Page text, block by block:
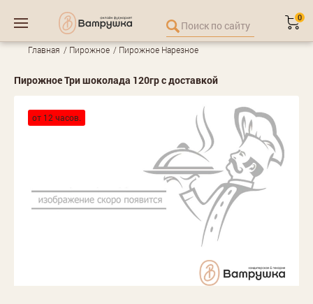
0
Главная Пирожное Пирожное Нарезное
Пирожное Три шоколада 120гр с доставкой
от 12 часов.